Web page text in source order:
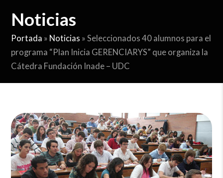
Noticias
Portada » Noticias »Seleccionados 40 alumnos para el
programa “Plan Inicia GERENCIARYS” que organiza la
Cátedra Fundación Inade – UDC